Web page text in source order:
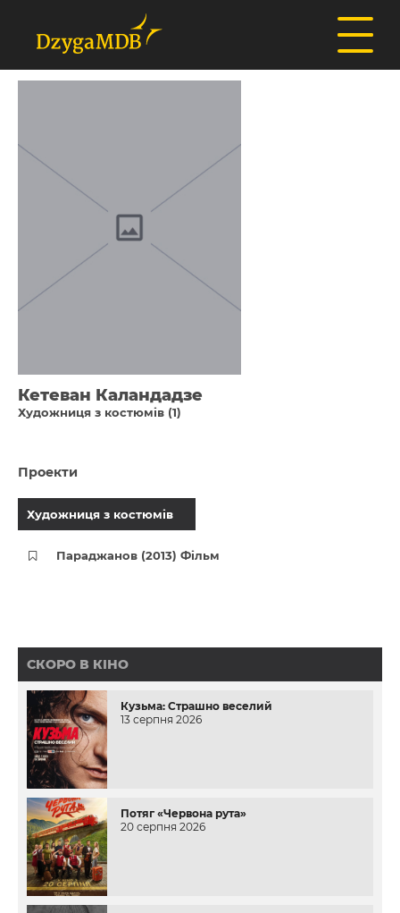
Кетеван Каландадзе
Художниця з костюмів (1)
Проекти
Художниця з костюмів
Параджанов (2013) Фільм
СКОРО В КІНО
Кузьма: Страшно веселий
13 серпня 2026
Потяг «Червона рута»
20 серпня 2026